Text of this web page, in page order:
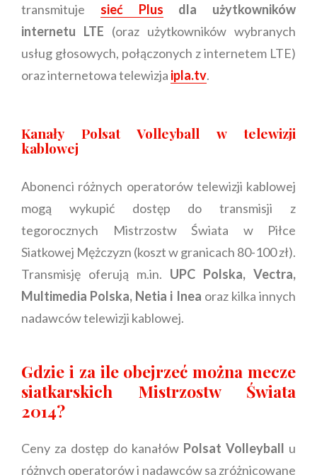
transmituje sieć Plus dla użytkowników
internetu LTE (oraz użytkowników wybranych
usług głosowych, połączonych z internetem LTE)
oraz internetowa telewizja ipla.tv.
Kanały Polsat Volleyball w telewizji
kablowej
Abonenci różnych operatorów telewizji kablowej
mogą wykupić dostęp do transmisji z
tegorocznych Mistrzostw Świata w Piłce
Siatkowej Mężczyzn (koszt w granicach 80-100 zł).
Transmisję oferują m.in. UPC Polska, Vectra,
Multimedia Polska, Netia i Inea oraz kilka innych
nadawców telewizji kablowej.
Gdzie i za ile obejrzeć można mecze
siatkarskich Mistrzostw Świata
2014?
Ceny za dostęp do kanałów Polsat Volleyball u
różnych operatorów i nadawców są zróżnicowane